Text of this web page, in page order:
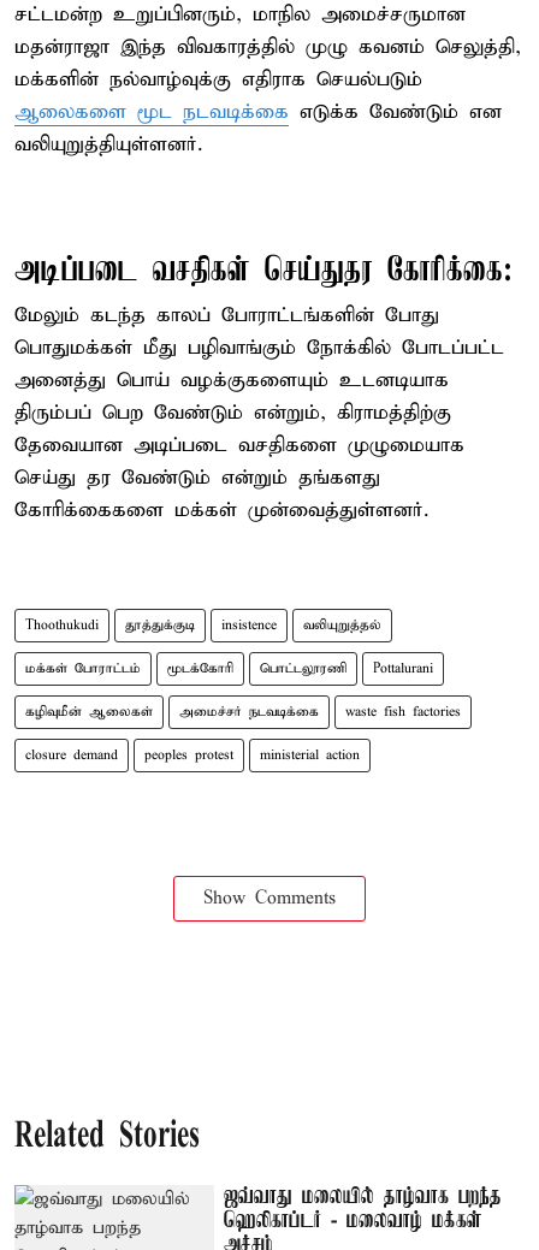
சட்டமன்ற உறுப்பினரும், மாநில அமைச்சருமான
மதன்ராஜா இந்த விவகாரத்தில் முழு கவனம் செலுத்தி,
மக்களின் நல்வாழ்வுக்கு எதிராக செயல்படும்
ஆலைகளை மூட நடவடிக்கை எடுக்க வேண்டும் என
வலியுறுத்தியுள்ளனர்.
அடிப்படை வசதிகள் செய்துதர கோரிக்கை:
மேலும் கடந்த காலப் போராட்டங்களின் போது
பொதுமக்கள் மீது பழிவாங்கும் நோக்கில் போடப்பட்ட
அனைத்து பொய் வழக்குகளையும் உடனடியாக
திரும்பப் பெற வேண்டும் என்றும், கிராமத்திற்கு
தேவையான அடிப்படை வசதிகளை முழுமையாக
செய்து தர வேண்டும் என்றும் தங்களது
கோரிக்கைகளை மக்கள் முன்வைத்துள்ளனர்.
Thoothukudi தூத்துக்குடி insistence வலியுறுத்தல்
மக்கள் போராட்டம் மூடக்கோரி பொட்டலூரணி Pottalurani
கழிவுமீன் ஆலைகள் அமைச்சர் நடவடிக்கை waste fish factories
closure demand peoples protest ministerial action
Show Comments
Related Stories
ஜவ்வாது மலையில் தாழ்வாக பறந்த
ஹெலிகாப்டர் - மலைவாழ் மக்கள்
அச்சம்